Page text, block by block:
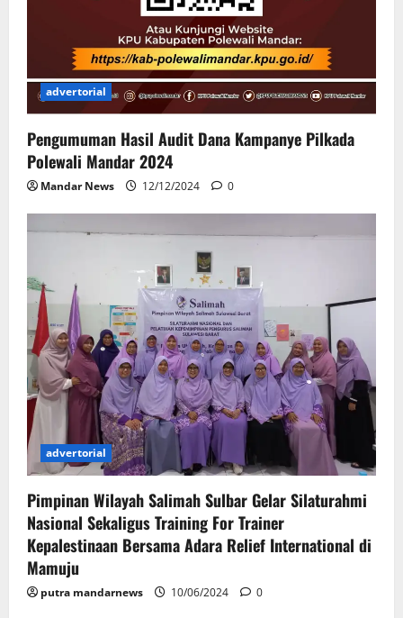
advertorial
Pengumuman Hasil Audit Dana Kampanye Pilkada
Polewali Mandar 2024
Mandar News 12/12/2024 0
advertorial
Pimpinan Wilayah Salimah Sulbar Gelar Silaturahmi
Nasional Sekaligus Training For Trainer
Kepalestinaan Bersama Adara Relief International di
Mamuju
putra mandarnews 10/06/2024 0